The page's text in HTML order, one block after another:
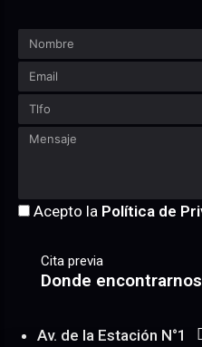
Acepto la Política de
Cita previa
Donde encontrarnos
Av. de la Estación N°1